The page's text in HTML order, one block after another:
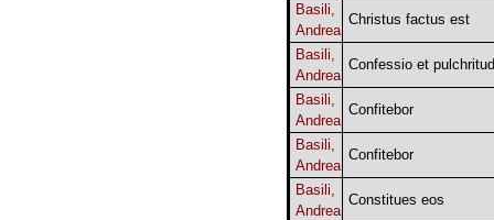
Basili,
Andrea
Christus factus est
Basili,
Andrea
Confessio et
Basili,
Andrea
Confitebor
Basili,
Andrea
Confitebor
Basili,
Andrea
Constitues eos